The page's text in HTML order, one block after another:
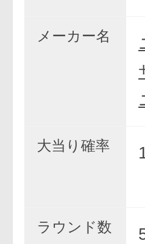
メーカー名
大当り確率
ラウンド数